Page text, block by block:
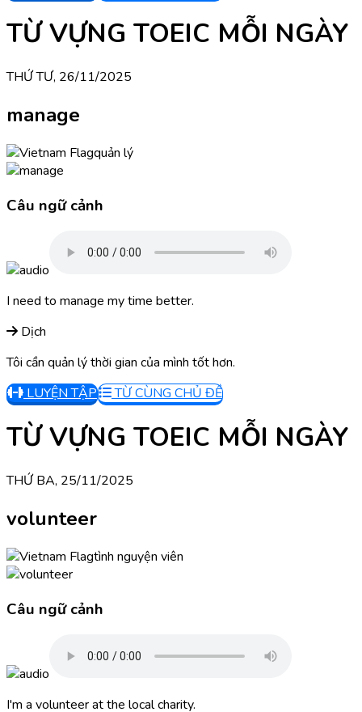
TỪ VỰNG TOEIC MỖI NGÀY
THỨ TƯ, 26/11/2025
manage
quản lý
Câu ngữ cảnh
I need to manage my time better.
Dịch
Tôi cần quản lý thời gian của mình tốt hơn.
LUYỆN TẬP
TỪ CÙNG CHỦ ĐỀ
TỪ VỰNG TOEIC MỖI NGÀY
THỨ BA, 25/11/2025
volunteer
tình nguyện viên
Câu ngữ cảnh
I'm a volunteer at the local charity.